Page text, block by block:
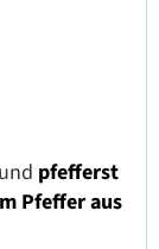
pfefferst
Pfeffer aus